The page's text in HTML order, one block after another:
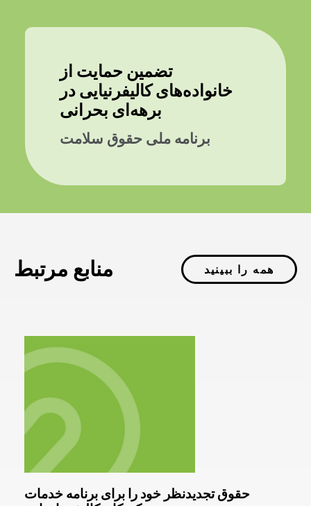
تضمین حمایت از
خانواده‌های کالیفرنیایی در
برهه‌ای بحرانی
برنامه ملی حقوق سلامت
منابع مرتبط همه را ببینید
حقوق تجدیدنظر خود را برای برنامه خدمات